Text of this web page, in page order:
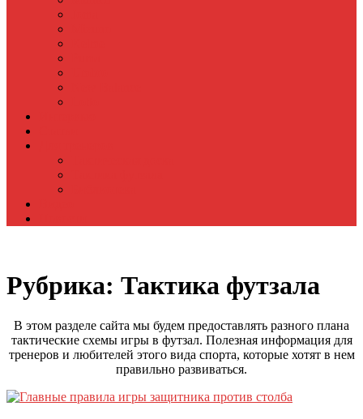
Рубрика: Тактика футзала
В этом разделе сайта мы будем предоставлять разного плана
тактические схемы игры в футзал. Полезная информация для
тренеров и любителей этого вида спорта, которые хотят в нем
правильно развиваться.